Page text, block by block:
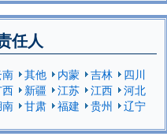
任人
其他 内蒙 吉林
四川
西 新疆 江苏 江西
河北
甘肃 福建 贵州
辽宁